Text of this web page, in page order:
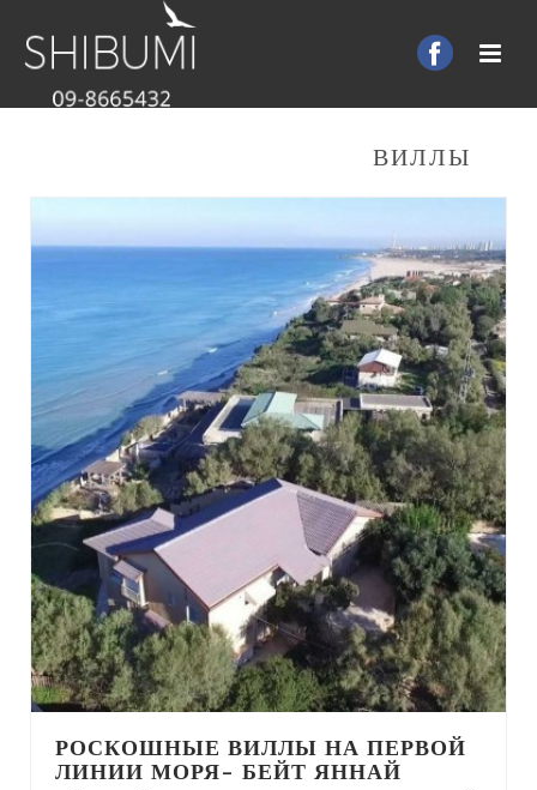
ВИЛЛЫ
РОСКОШНЫЕ ВИЛЛЫ НА ПЕРВОЙ
ЛИНИИ МОРЯ- БЕЙТ ЯННАЙ